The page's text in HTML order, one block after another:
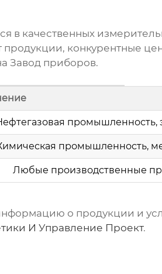
в качественных
конкурентные
Завод приборов.
промышленность,
промышленность,
Любые производственные
о продукции и
И Управление Проект.